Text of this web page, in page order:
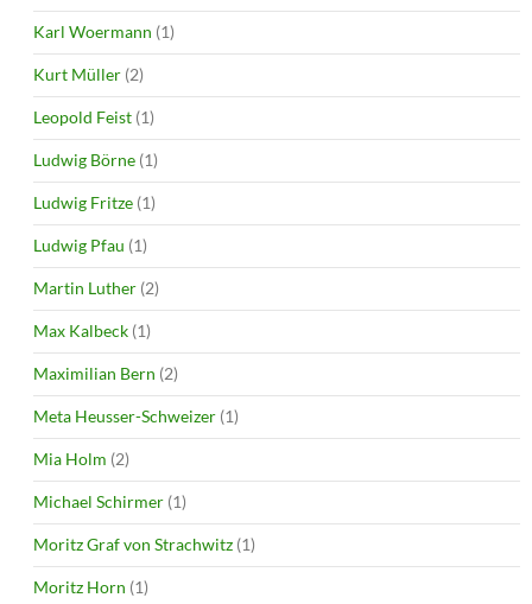
Karl Woermann (1)
Kurt Müller (2)
Leopold Feist (1)
Ludwig Börne (1)
Ludwig Fritze (1)
Ludwig Pfau (1)
Martin Luther (2)
Max Kalbeck (1)
Maximilian Bern (2)
Meta Heusser-Schweizer (1)
Mia Holm (2)
Michael Schirmer (1)
Moritz Graf von Strachwitz (1)
Moritz Horn (1)